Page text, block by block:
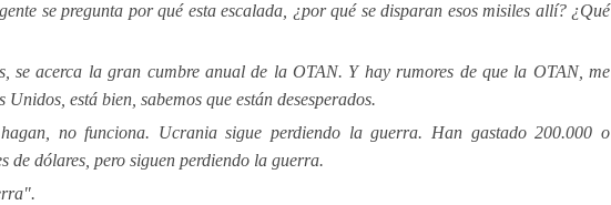
se pregunta por qué esta escalada, ¿por qué se disparan esos misiles allí? ¿Qué
se acerca la gran cumbre anual de la OTAN. Y hay rumores de que la OTAN, me
Unidos, está bien, sabemos que están desesperados.
no funciona. Ucrania sigue perdiendo la guerra. Han gastado 200.000 o
de dólares, pero siguen perdiendo la guerra.